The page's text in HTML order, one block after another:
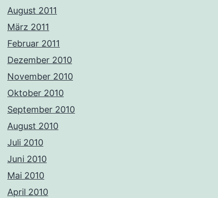
August 2011
März 2011
Februar 2011
Dezember 2010
November 2010
Oktober 2010
September 2010
August 2010
Juli 2010
Juni 2010
Mai 2010
April 2010